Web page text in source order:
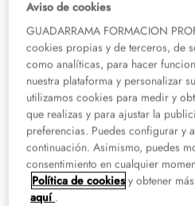
Grado Superior en Anatomía
Madrid.
Grado Superior en Anatomía
Barcelona.
Grado Superior en Anatomía
Valencia.
Grado Superior en Anatomía
Grado Superior en Anatomía
Aviso de cookies
GUADARRAMA FORMACION
cookies propias y de terceros, de
como analíticas, para hacer
nuestra plataforma y personalizar
utilizamos cookies para medir y
que realizas y para ajustar la
preferencias. Puedes configurar y
continuación. Asimismo, puedes
consentimiento en cualquier
Política de cookies y obtener
aquí .